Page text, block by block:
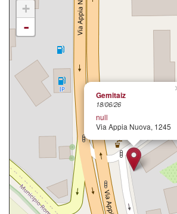
Gemitaiz
18/06/26
null
Via Appia Nuova, 1245
+
-